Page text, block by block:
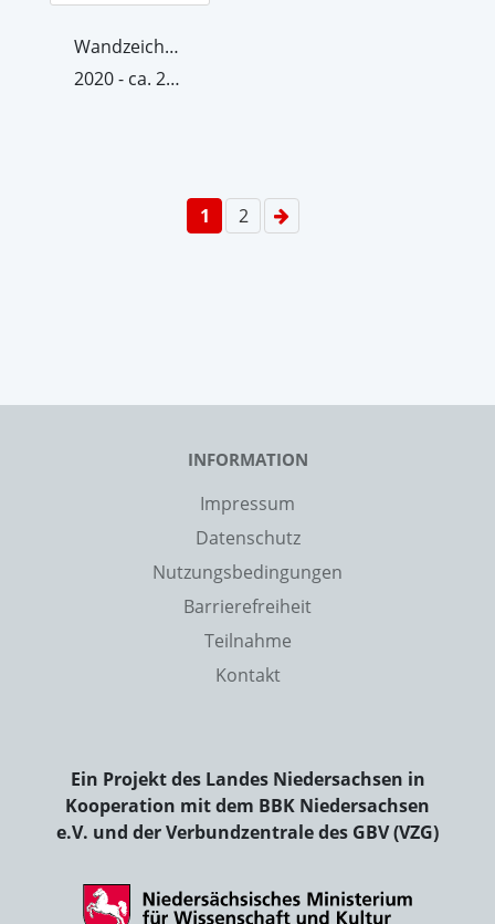
Wandzeichnung I Raum/Kräfte
2020 - ca. 22. Dezember 2020
1 2
INFORMATION
Impressum
Datenschutz
Nutzungsbedingungen
Barrierefreiheit
Teilnahme
Kontakt
Ein Projekt des Landes Niedersachsen in
Kooperation mit dem BBK Niedersachsen
e.V. und der Verbundzentrale des GBV (VZG)